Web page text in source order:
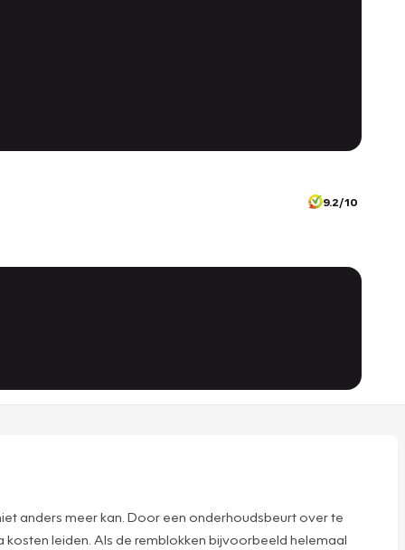
9.2/10
anders meer kan. Door een onderhoudsbeurt over te
leiden. Als de remblokken bijvoorbeeld helemaal